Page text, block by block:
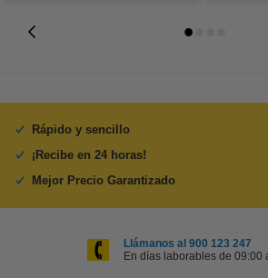
Rápido y sencillo
¡Recibe en 24 horas!
Mejor Precio Garantizado
Llámanos al 900 123 247
En días laborables de 09:00